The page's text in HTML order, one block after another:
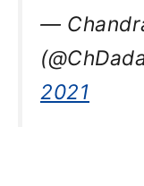
—
2021